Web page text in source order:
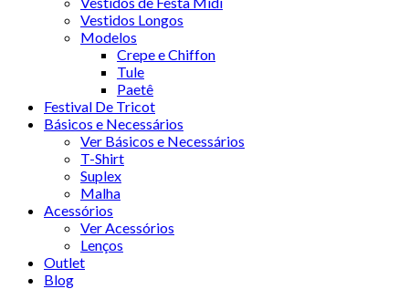
Vestidos Longos
Modelos
Crepe e Chiffon
Tule
Paetê
Festival De Tricot
Básicos e Necessários
Ver Básicos e Necessários
T-Shirt
Suplex
Malha
Acessórios
Ver Acessórios
Lenços
Outlet
Blog